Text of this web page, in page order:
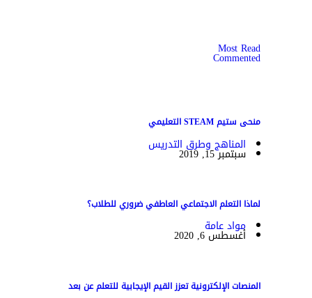
Most Read
Commented
منحى ستيم STEAM التعليمي
المناهج وطرق التدريس
سبتمبر 15, 2019
لماذا التعلم الاجتماعي العاطفي ضروري للطلاب؟
مواد عامة
أغسطس 6, 2020
المنصات الإلكترونية تعزز القيم الإيجابية للتعلم عن بعد